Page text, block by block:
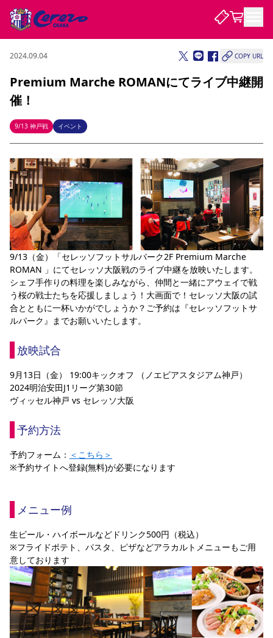
試合・チーム
試合について
試合日程 / 結果 順位表
チームについて
選手・スタッフ スケジュール メディア情報 アクセス レディース
アカデミー
ハナサカプレーヤー 歴代所属選手
観戦する
チケット
チケット情報 販売スケジュール 価格・席種 購入方法
シーズンシート
法人シーズンシート 福祉サービス 団体チケット
特定興行入場券 譲渡サービス リセールサービス
観戦ガイド
初めて観戦ガイド キッズ向けサービス グルメ マッチデープログラム
観戦マナー&ルール ビジターサポーター観戦ガイド 公式アプリ
スタジアム
YANMAR HANASAKA STADIUM
DAZNで観戦
DAZNで観戦
アウェイツアー
アウェイツアー
よくある質問
クラブを知る
セレッソ大阪について
クラブ紹介 沿革 シーズン記録 求人情報
サポートする
パートナー企業募集中 セレッソ大阪VISAカード サポートスタッフ
セレッソアイデアちょうだいな
応援商店街
Lise（ライセンスビジネス）
サステナビリティ
サステナビリティポリシー SDGsのゴール
インパクトレポート
活動レポート
SPORT POSITIVE LEAGUES
スポーツクラブ
関連団体/施設
セレッソ大阪アカデミー
ファンクラブ
ファンクラブ
SAKURA SOCIO SAKURA POINT Program 招待券引換方法 先行入場
まいセレチケット 会員規定 婚姻届・出生届・命名書
ニュース
ニュース
すべて チーム グッズ チケット イベント ファンクラブ
ホームタウン
パートナー スポーツクラブ メディア 30周年
レディース
アカデミー
2024.09.04 COPY URL
Premium Marche ROMANにてライブ中継開
催！
9/13 神戸戦 イベント
9/13（金）「セレッソフットサルパーク2F Premium Marche
ROMAN 」にてセレッソ大阪戦のライブ中継を放映いたします。
シェフ手作りの料理を楽しみながら、仲間と一緒にアウェイで戦
う桜の戦士たちを応援しましょう！大画面で！セレッソ大阪の試
合とともに一杯いかがでしょうか？ご予約は『セレッソフットサ
ルパーク』までお願いいたします。
放映試合
9月13日（金） 19:00キックオフ （ノエビアスタジアム神戸）
2024明治安田J1リーグ第30節
ヴィッセル神戸 vs セレッソ大阪
予約方法
予約フォーム： ＜こちら＞
※予約サイトへ登録(無料)が必要になります
メニュー例
生ビール・ハイボールなどドリンク500円（税込）
※フライドポテト、パスタ、ピザなどアラカルトメニューもご用
意しております